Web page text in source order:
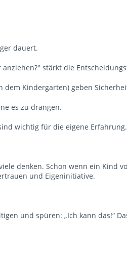
dauert.
stärkt die
dem Kindergarten) geben
es zu drängen.
wichtig für die eigene Erfahrung.
denken. Schon wenn ein Kind
und Eigeninitiative.
und spüren: „Ich kann das!“